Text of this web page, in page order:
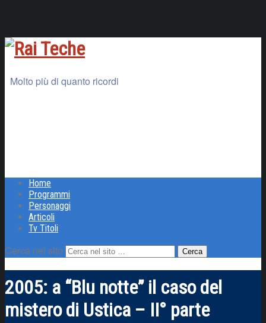
Molto più di quanto ricordi
Home
Programmi
Personaggi
Articoli
Tv Titoli
Cerca nel sito
2005: a “Blu notte” il caso del
mistero di Ustica – II° parte